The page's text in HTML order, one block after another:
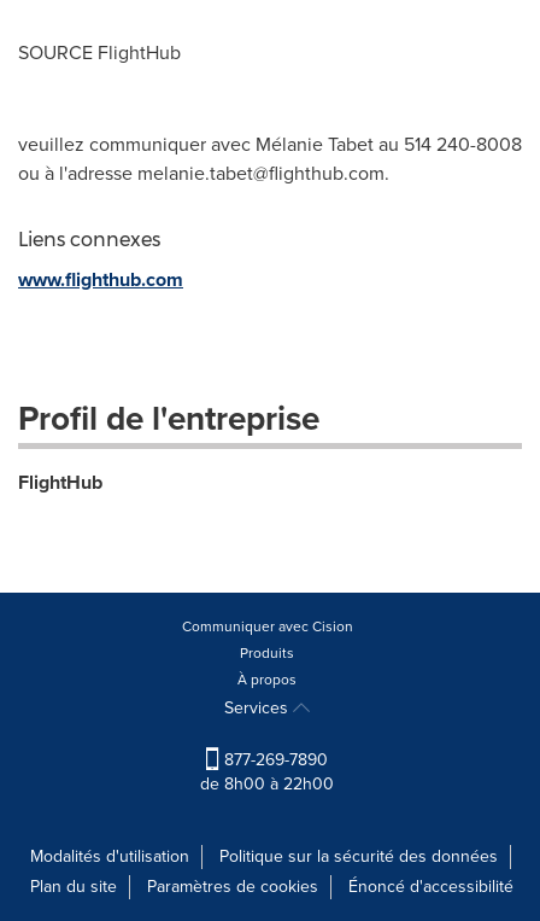
SOURCE FlightHub
veuillez communiquer avec Mélanie Tabet au 514 240-8008
ou à l'adresse melanie.tabet@flighthub.com.
Liens connexes
www.flighthub.com
Profil de l'entreprise
FlightHub
Communiquer avec Cision
Produits
À propos
Services
877-269-7890
de 8h00 à 22h00
Modalités d'utilisation
Politique sur la sécurité des données
Plan du site
Paramètres de cookies
Énoncé d'accessibilité